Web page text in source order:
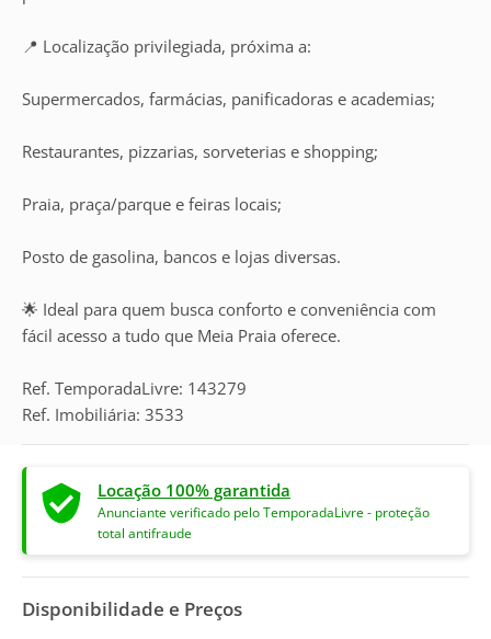
📍 Localização privilegiada, próxima a:
Supermercados, farmácias, panificadoras e academias;
Restaurantes, pizzarias, sorveterias e shopping;
Praia, praça/parque e feiras locais;
Posto de gasolina, bancos e lojas diversas.
🌟 Ideal para quem busca conforto e conveniência com
fácil acesso a tudo que Meia Praia oferece.
Ref. TemporadaLivre: 143279
Ref. Imobiliária: 3533
Locação 100% garantida
Anunciante verificado pelo TemporadaLivre - proteção
total antifraude
Disponibilidade e Preços